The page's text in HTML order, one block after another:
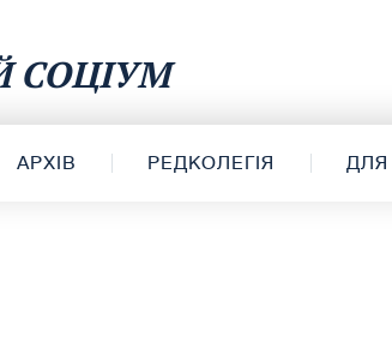
СОЦІУМ
АРХІВ РЕДКОЛЕГІЯ ДЛЯ